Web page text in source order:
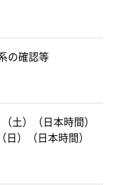
の確認等
土）（日本時間）
日）（日本時間）